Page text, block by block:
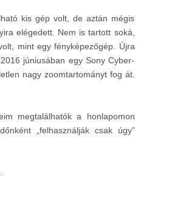
kis gép volt, de aztán mégis
elégedett. Nem is tartott soká,
mint egy fényképezőgép. Újra
júniusában egy Sony Cyber-
nagy zoomtartományt fog át.
megtalálhatók a honlapomon
„felhasználják csak úgy”